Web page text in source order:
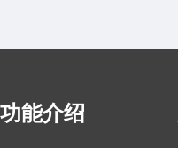
功能介绍